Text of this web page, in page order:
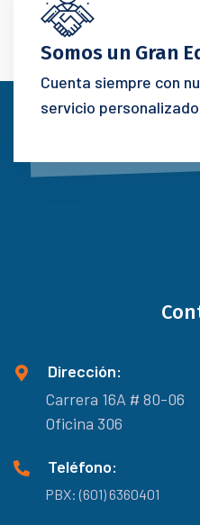
Somos un Gran
Cuenta siempre con
servicio personalizado
Dirección:
Carrera 16A # 80-06
Oficina 306
Teléfono:
PBX: (601) 6360401